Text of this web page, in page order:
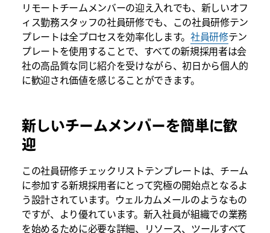
リモートチームメンバーの迎え入れでも、新しいオフ
ィス勤務スタッフの社員研修でも、この社員研修テン
プレートは全プロセスを効率化します。社員研修テン
プレートを使用することで、すべての新規採用者は会
社の高品質な同じ紹介を受けながら、初日から個人的
に歓迎され価値を感じることができます。
新しいチームメンバーを簡単に歓
迎
この社員研修チェックリストテンプレートは、チーム
に参加する新規採用者にとって究極の開始点となるよ
う設計されています。ウェルカムメールのようなもの
ですが、より優れています。新入社員が組織での業務
を始めるために必要な詳細、リソース、ツールすべて